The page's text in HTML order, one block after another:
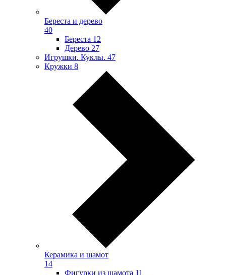
Береста и дерево
40
Береста 12
Дерево 27
Игрушки. Куклы. 47
Кружки 8
Керамика и шамот
14
Фигурки из шамота 11